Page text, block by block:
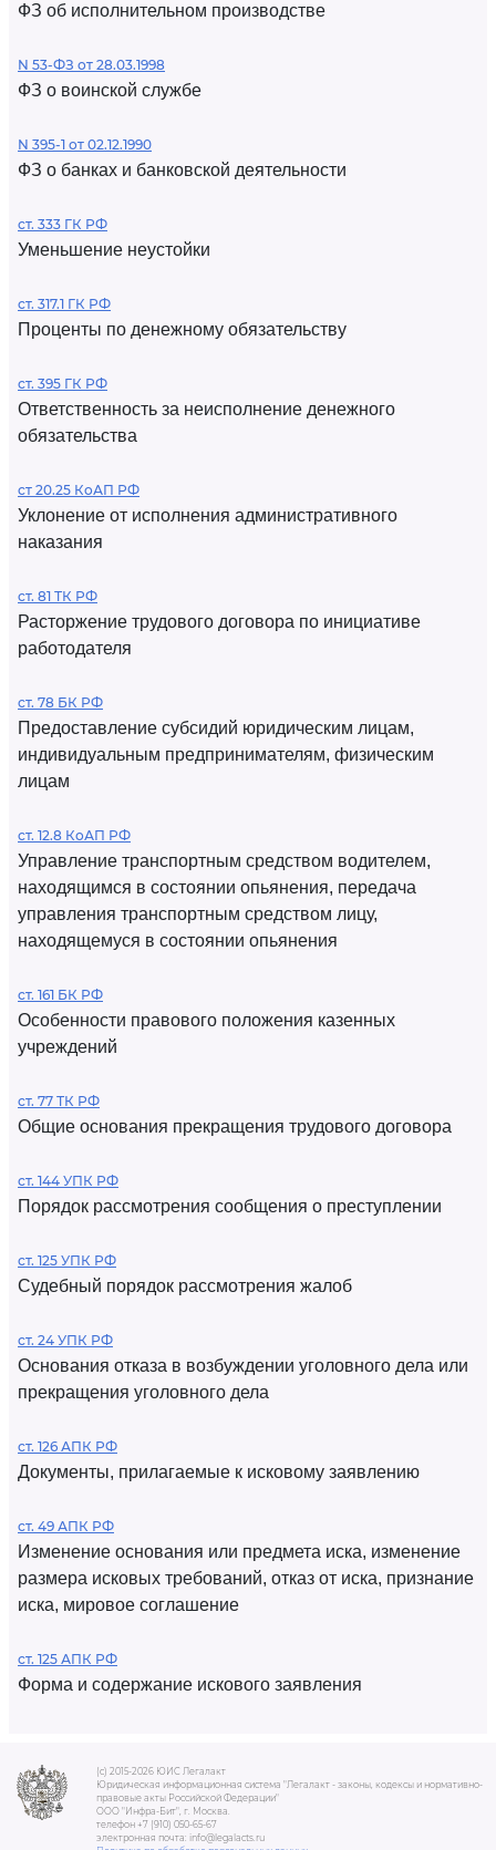
ФЗ об исполнительном производстве
N 53-ФЗ от 28.03.1998
ФЗ о воинской службе
N 395-1 от 02.12.1990
ФЗ о банках и банковской деятельности
ст. 333 ГК РФ
Уменьшение неустойки
ст. 317.1 ГК РФ
Проценты по денежному обязательству
ст. 395 ГК РФ
Ответственность за неисполнение денежного
обязательства
ст 20.25 КоАП РФ
Уклонение от исполнения административного
наказания
ст. 81 ТК РФ
Расторжение трудового договора по инициативе
работодателя
ст. 78 БК РФ
Предоставление субсидий юридическим лицам,
индивидуальным предпринимателям, физическим
лицам
ст. 12.8 КоАП РФ
Управление транспортным средством водителем,
находящимся в состоянии опьянения, передача
управления транспортным средством лицу,
находящемуся в состоянии опьянения
ст. 161 БК РФ
Особенности правового положения казенных
учреждений
ст. 77 ТК РФ
Общие основания прекращения трудового договора
ст. 144 УПК РФ
Порядок рассмотрения сообщения о преступлении
ст. 125 УПК РФ
Судебный порядок рассмотрения жалоб
ст. 24 УПК РФ
Основания отказа в возбуждении уголовного дела или
прекращения уголовного дела
ст. 126 АПК РФ
Документы, прилагаемые к исковому заявлению
ст. 49 АПК РФ
Изменение основания или предмета иска, изменение
размера исковых требований, отказ от иска, признание
иска, мировое соглашение
ст. 125 АПК РФ
Форма и содержание искового заявления
(c) 2015-2026 ЮИС Легалакт
Юридическая информационная система "Легалакт - законы, кодексы и нормативно-
правовые акты Российской Федерации"
ООО "Инфра-Бит", г. Москва.
телефон +7 (910) 050-65-67
электронная почта: info@legalacts.ru